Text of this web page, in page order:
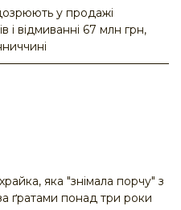
у продажі
і відмиванні 67 млн грн,
яка "знімала порчу" з
ґратами понад три роки